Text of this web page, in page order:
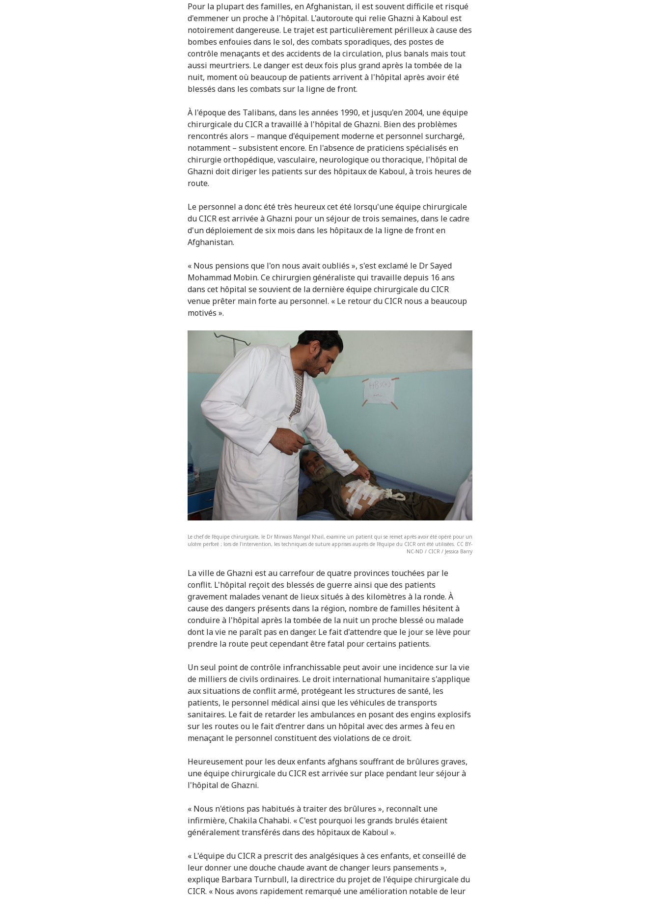
Pour la plupart des familles, en Afghanistan, il est souvent difficile et risqué
d'emmener un proche à l'hôpital. L'autoroute qui relie Ghazni à Kaboul est
notoirement dangereuse. Le trajet est particulièrement périlleux à cause des
bombes enfouies dans le sol, des combats sporadiques, des postes de
contrôle menaçants et des accidents de la circulation, plus banals mais tout
aussi meurtriers. Le danger est deux fois plus grand après la tombée de la
nuit, moment où beaucoup de patients arrivent à l'hôpital après avoir été
blessés dans les combats sur la ligne de front.
À l'époque des Talibans, dans les années 1990, et jusqu'en 2004, une équipe
chirurgicale du CICR a travaillé à l'hôpital de Ghazni. Bien des problèmes
rencontrés alors – manque d'équipement moderne et personnel surchargé,
notamment – subsistent encore. En l'absence de praticiens spécialisés en
chirurgie orthopédique, vasculaire, neurologique ou thoracique, l'hôpital de
Ghazni doit diriger les patients sur des hôpitaux de Kaboul, à trois heures de
route.
Le personnel a donc été très heureux cet été lorsqu'une équipe chirurgicale
du CICR est arrivée à Ghazni pour un séjour de trois semaines, dans le cadre
d'un déploiement de six mois dans les hôpitaux de la ligne de front en
Afghanistan.
« Nous pensions que l'on nous avait oubliés », s'est exclamé le Dr Sayed
Mohammad Mobin. Ce chirurgien généraliste qui travaille depuis 16 ans
dans cet hôpital se souvient de la dernière équipe chirurgicale du CICR
venue prêter main forte au personnel. « Le retour du CICR nous a beaucoup
motivés ».
Le chef de l'équipe chirurgicale, le Dr Mirwais Mangal Khail, examine un patient qui se remet après avoir été opéré pour un
ulcère perforé ; lors de l'intervention, les techniques de suture apprises auprès de l'équipe du CICR ont été utilisées. CC BY-
NC-ND / CICR / Jessica Barry
La ville de Ghazni est au carrefour de quatre provinces touchées par le
conflit. L'hôpital reçoit des blessés de guerre ainsi que des patients
gravement malades venant de lieux situés à des kilomètres à la ronde. À
cause des dangers présents dans la région, nombre de familles hésitent à
conduire à l'hôpital après la tombée de la nuit un proche blessé ou malade
dont la vie ne paraît pas en danger. Le fait d'attendre que le jour se lève pour
prendre la route peut cependant être fatal pour certains patients.
Un seul point de contrôle infranchissable peut avoir une incidence sur la vie
de milliers de civils ordinaires. Le droit international humanitaire s'applique
aux situations de conflit armé, protégeant les structures de santé, les
patients, le personnel médical ainsi que les véhicules de transports
sanitaires. Le fait de retarder les ambulances en posant des engins explosifs
sur les routes ou le fait d'entrer dans un hôpital avec des armes à feu en
menaçant le personnel constituent des violations de ce droit.
Heureusement pour les deux enfants afghans souffrant de brûlures graves,
une équipe chirurgicale du CICR est arrivée sur place pendant leur séjour à
l'hôpital de Ghazni.
« Nous n'étions pas habitués à traiter des brûlures », reconnaît une
infirmière, Chakila Chahabi. « C'est pourquoi les grands brulés étaient
généralement transférés dans des hôpitaux de Kaboul ».
« L'équipe du CICR a prescrit des analgésiques à ces enfants, et conseillé de
leur donner une douche chaude avant de changer leurs pansements »,
explique Barbara Turnbull, la directrice du projet de l'équipe chirurgicale du
CICR. « Nous avons rapidement remarqué une amélioration notable de leur